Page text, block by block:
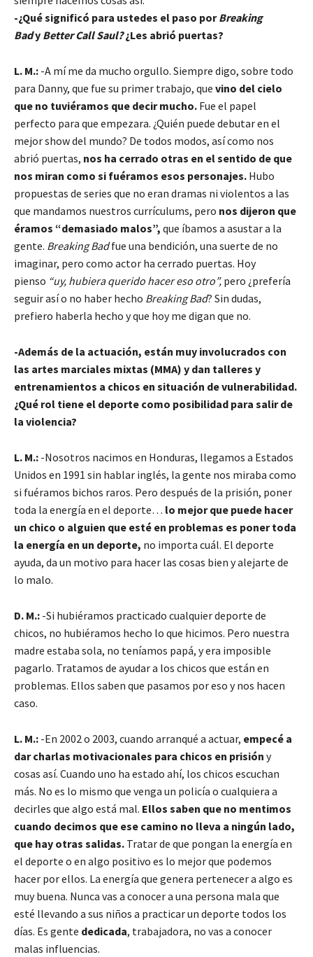
-¿Qué significó para ustedes el paso porBreaking
Bady Better Call Saul?¿Les abrió puertas?
L. M.: -A mí me da mucho orgullo. Siempre digo, sobre todo
para Danny, que fue su primer trabajo, que vino del cielo
que no tuviéramos que decir mucho. Fue el papel
perfecto para que empezara. ¿Quién puede debutar en el
mejor show del mundo? De todos modos, así como nos
abrió puertas, nos ha cerrado otras en el sentido de que
nos miran como si fuéramos esos personajes. Hubo
propuestas de series que no eran dramas ni violentos a las
que mandamos nuestros currículums, pero nos dijeron que
éramos “demasiado malos”, que íbamos a asustar a la
gente. Breaking Badfue una bendición, una suerte de no
imaginar, pero como actor ha cerrado puertas. Hoy
pienso “uy, hubiera querido hacer eso otro”, pero ¿prefería
seguir así o no haber hecho Breaking Bad? Sin dudas,
prefiero haberla hecho y que hoy me digan que no.
-Además de la actuación, están muy involucrados con
las artes marciales mixtas (MMA) y dan talleres y
entrenamientos a chicos en situación de vulnerabilidad.
¿Qué rol tiene el deporte como posibilidad para salir de
la violencia?
L. M.: -Nosotros nacimos en Honduras, llegamos a Estados
Unidos en 1991 sin hablar inglés, la gente nos miraba como
si fuéramos bichos raros. Pero después de la prisión, poner
toda la energía en el deporte… lo mejor que puede hacer
un chico o alguien que esté en problemas es poner toda
la energía en un deporte, no importa cuál. El deporte
ayuda, da un motivo para hacer las cosas bien y alejarte de
lo malo.
D. M.: -Si hubiéramos practicado cualquier deporte de
chicos, no hubiéramos hecho lo que hicimos. Pero nuestra
madre estaba sola, no teníamos papá, y era imposible
pagarlo. Tratamos de ayudar a los chicos que están en
problemas. Ellos saben que pasamos por eso y nos hacen
caso.
L. M.: -En 2002 o 2003, cuando arranqué a actuar, empecé a
dar charlas motivacionales para chicos en prisión y
cosas así. Cuando uno ha estado ahí, los chicos escuchan
más. No es lo mismo que venga un policía o cualquiera a
decirles que algo está mal. Ellos saben que no mentimos
cuando decimos que ese camino no lleva a ningún lado,
que hay otras salidas. Tratar de que pongan la energía en
el deporte o en algo positivo es lo mejor que podemos
hacer por ellos. La energía que genera pertenecer a algo es
muy buena. Nunca vas a conocer a una persona mala que
esté llevando a sus niños a practicar un deporte todos los
días. Es gente dedicada, trabajadora, no vas a conocer
malas influencias.